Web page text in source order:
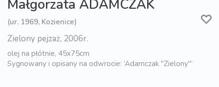
Małgorzata ADAMCZAK
(ur. 1969, Kozienice)
Zielony pejzaż, 2006r.
olej na płótnie, 45x75cm
Sygnowany i opisany na odwrocie: ‘Adamczak "Zielony"’